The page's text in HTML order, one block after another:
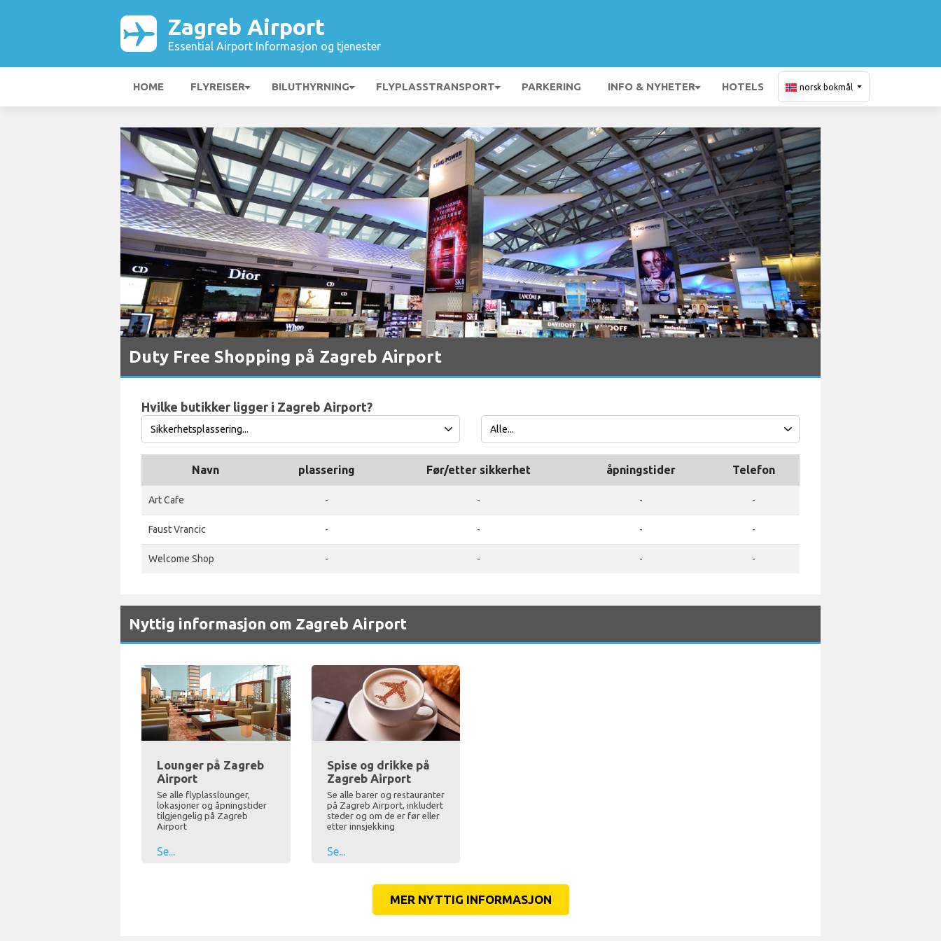
Zagreb Airport
Essential Airport Informasjon og tjenester
HOME FLYREISER BILUTHYRNING FLYPLASSTRANSPORT PARKERING INFO & NYHETER HOTELS norsk bokmål
Duty Free Shopping på Zagreb Airport
Hvilke butikker ligger i Zagreb Airport?
Navn plassering Før/etter sikkerhet åpningstider Telefon
Art Cafe - - - -
Faust Vrancic - - - -
Welcome Shop - - - -
Nyttig informasjon om Zagreb Airport
Lounger på Zagreb
Airport
Se alle flyplasslounger,
lokasjoner og åpningstider
tilgjengelig på Zagreb
Airport
Se...
Spise og drikke på
Zagreb Airport
Se alle barer og restauranter
på Zagreb Airport, inkludert
steder og om de er før eller
etter innsjekking
Se...
MER NYTTIG INFORMASJON